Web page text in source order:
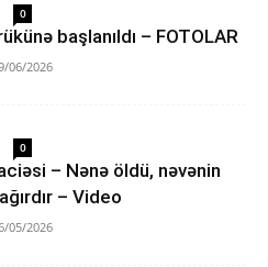
0
başlanıldı – FOTOLAR
06/2026
0
– Nənə öldü, nəvənin
– Video
05/2026